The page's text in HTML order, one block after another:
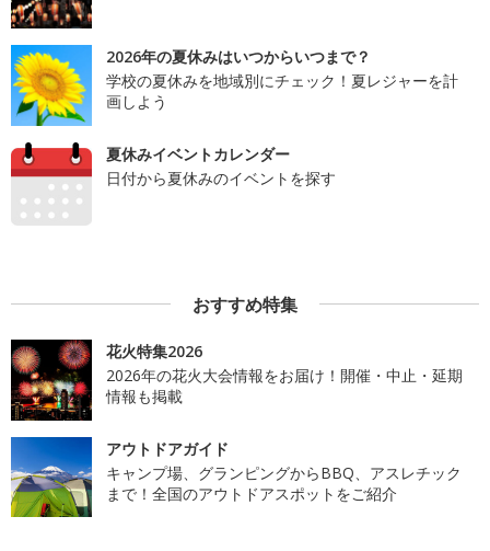
2026年の夏休みはいつからいつまで？
学校の夏休みを地域別にチェック！夏レジャーを計
画しよう
夏休みイベントカレンダー
日付から夏休みのイベントを探す
おすすめ特集
花火特集2026
2026年の花火大会情報をお届け！開催・中止・延期
情報も掲載
アウトドアガイド
キャンプ場、グランピングからBBQ、アスレチック
まで！全国のアウトドアスポットをご紹介